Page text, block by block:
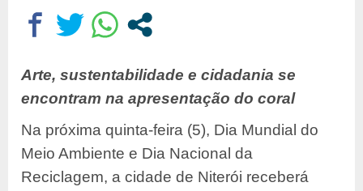
Arte, sustentabilidade e cidadania se
encontram na apresentação do coral
Na próxima quinta-feira (5), Dia Mundial do
Meio Ambiente e Dia Nacional da
Reciclagem, a cidade de Niterói receberá